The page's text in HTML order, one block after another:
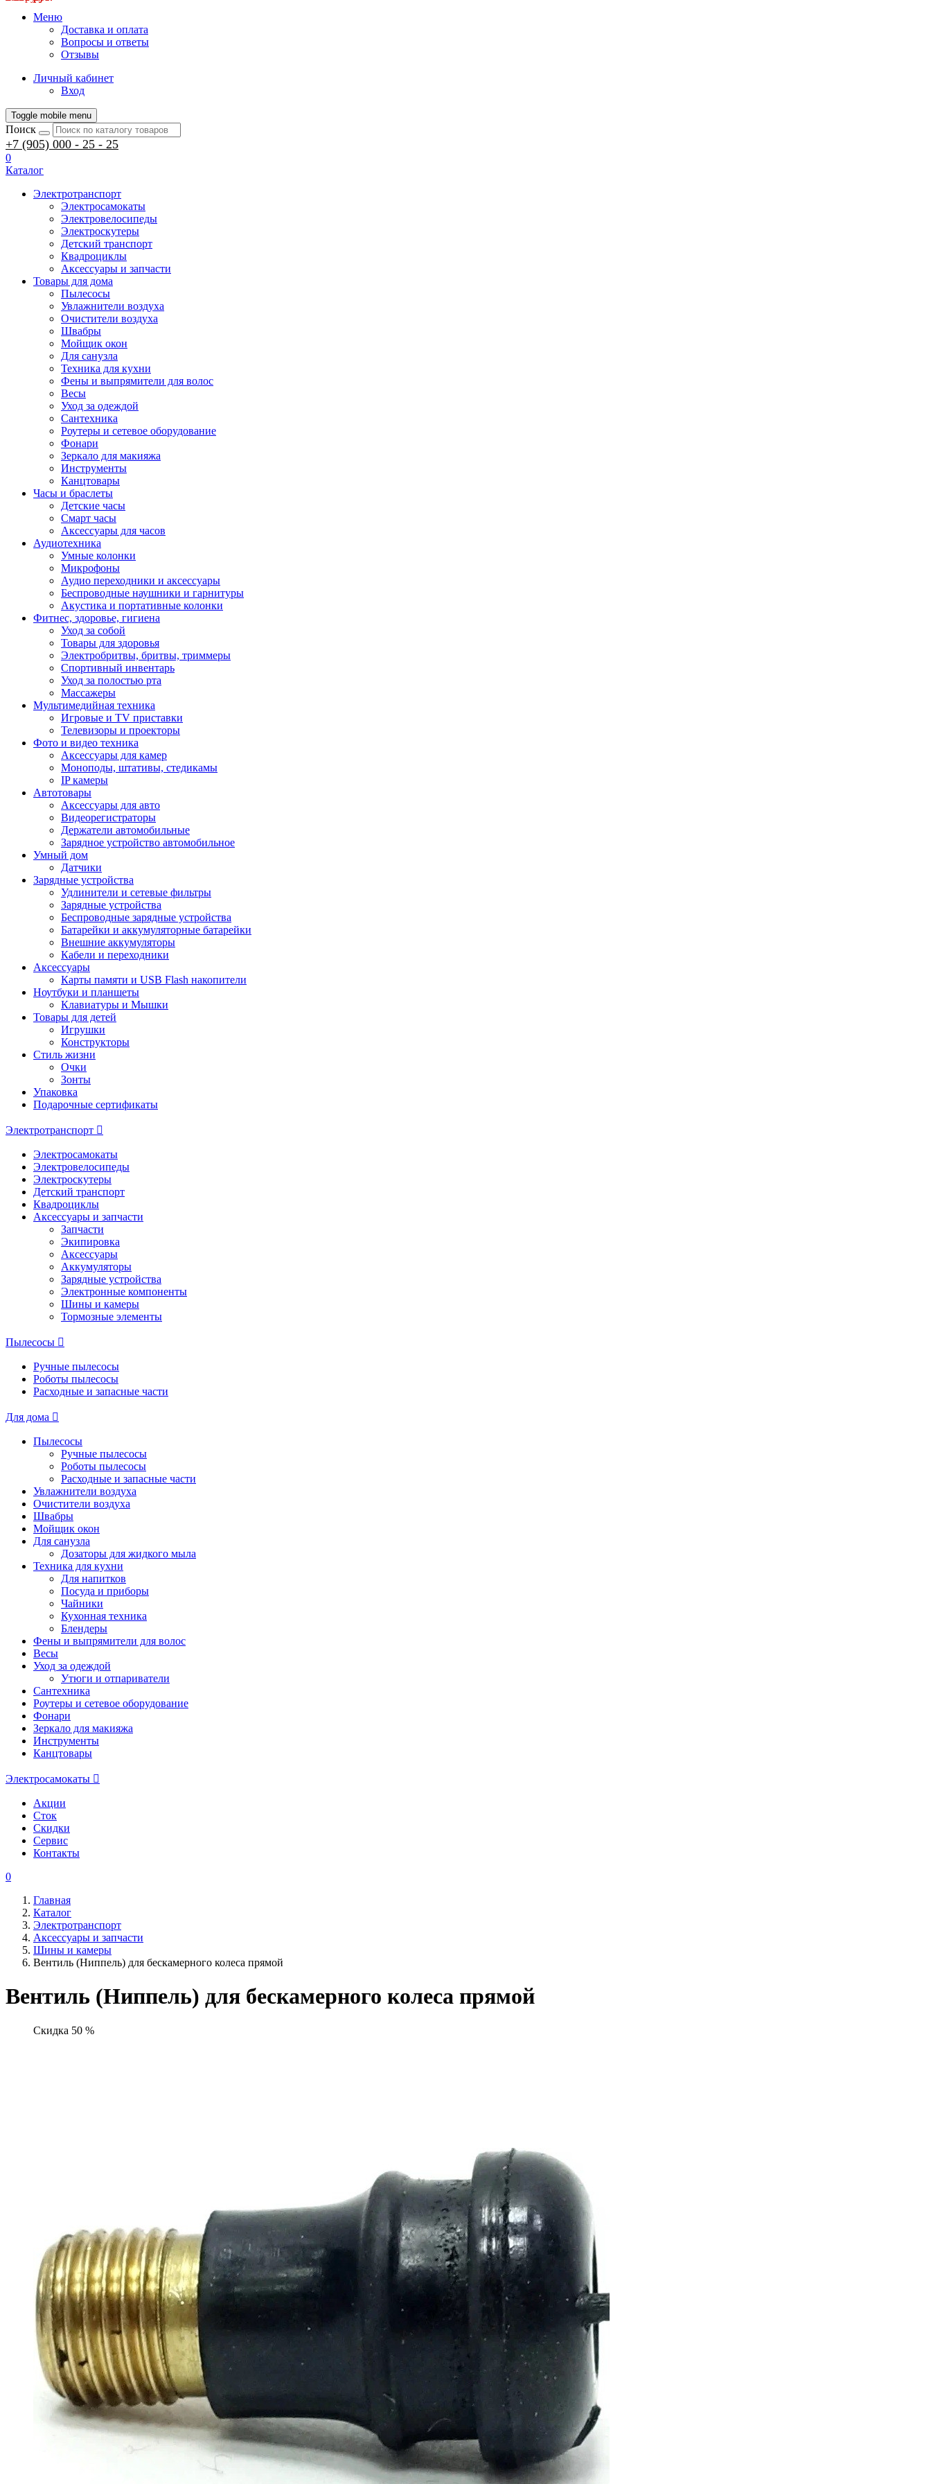
Меню
Доставка и оплата
Вопросы и ответы
Отзывы
Личный кабинет
Вход
Toggle mobile menu
Поиск
+7 (905) 000 - 25 - 25
0
Каталог
Электротранспорт
Электросамокаты
Электровелосипеды
Электроскутеры
Детский транспорт
Квадроциклы
Аксессуары и запчасти
Товары для дома
Пылесосы
Увлажнители воздуха
Очистители воздуха
Швабры
Мойщик окон
Для санузла
Техника для кухни
Фены и выпрямители для волос
Весы
Уход за одеждой
Сантехника
Роутеры и сетевое оборудование
Фонари
Зеркало для макияжа
Инструменты
Канцтовары
Часы и браслеты
Детские часы
Смарт часы
Аксессуары для часов
Аудиотехника
Умные колонки
Микрофоны
Аудио переходники и аксессуары
Беспроводные наушники и гарнитуры
Акустика и портативные колонки
Фитнес, здоровье, гигиена
Уход за собой
Товары для здоровья
Электробритвы, бритвы, триммеры
Спортивный инвентарь
Уход за полостью рта
Массажеры
Мультимедийная техника
Игровые и TV приставки
Телевизоры и проекторы
Фото и видео техника
Аксессуары для камер
Моноподы, штативы, стедикамы
IP камеры
Автотовары
Аксессуары для авто
Видеорегистраторы
Держатели автомобильные
Зарядное устройство автомобильное
Умный дом
Датчики
Зарядные устройства
Удлинители и сетевые фильтры
Зарядные устройства
Беспроводные зарядные устройства
Батарейки и аккумуляторные батарейки
Внешние аккумуляторы
Кабели и переходники
Аксессуары
Карты памяти и USB Flash накопители
Ноутбуки и планшеты
Клавиатуры и Мышки
Товары для детей
Игрушки
Конструкторы
Стиль жизни
Очки
Зонты
Упаковка
Подарочные сертификаты
Электротранспорт
Электросамокаты
Электровелосипеды
Электроскутеры
Детский транспорт
Квадроциклы
Аксессуары и запчасти
Запчасти
Экипировка
Аксессуары
Аккумуляторы
Зарядные устройства
Электронные компоненты
Шины и камеры
Тормозные элементы
Пылесосы
Ручные пылесосы
Роботы пылесосы
Расходные и запасные части
Для дома
Пылесосы
Ручные пылесосы
Роботы пылесосы
Расходные и запасные части
Увлажнители воздуха
Очистители воздуха
Швабры
Мойщик окон
Для санузла
Дозаторы для жидкого мыла
Техника для кухни
Для напитков
Посуда и приборы
Чайники
Кухонная техника
Блендеры
Фены и выпрямители для волос
Весы
Уход за одеждой
Утюги и отпариватели
Сантехника
Роутеры и сетевое оборудование
Фонари
Зеркало для макияжа
Инструменты
Канцтовары
Электросамокаты
Акции
Сток
Скидки
Сервис
Контакты
0
Главная
Каталог
Электротранспорт
Аксессуары и запчасти
Шины и камеры
Вентиль (Ниппель) для бескамерного колеса прямой
Вентиль (Ниппель) для бескамерного колеса прямой
Скидка 50 %